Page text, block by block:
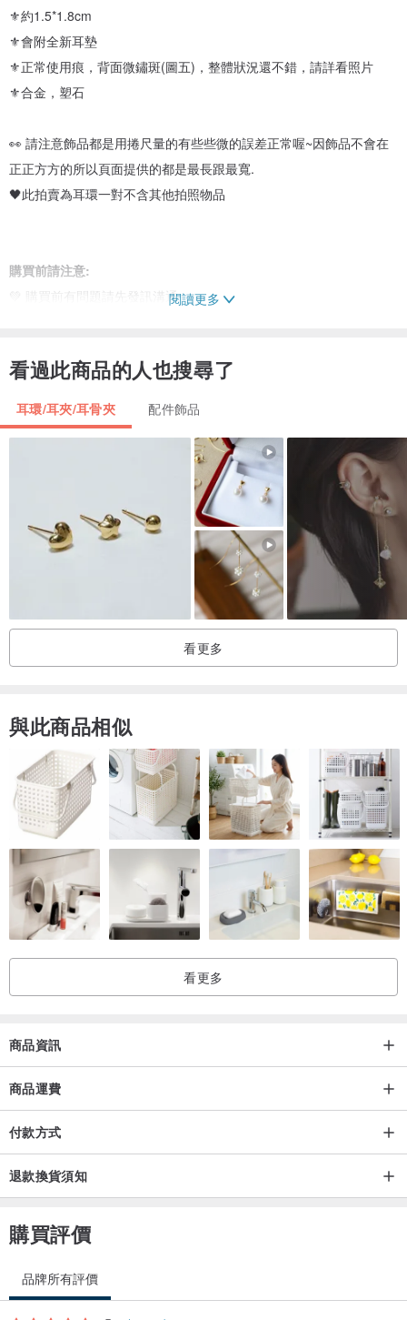
⚜️約1.5*1.8cm
⚜️會附全新耳墊
⚜️正常使用痕，背面微鏽斑(圖五)，整體狀況還不錯，請詳看照片
⚜️合金，塑石
👀 請注意飾品都是用捲尺量的有些些微的誤差正常喔~因飾品不會在
正正方方的所以頁面提供的都是最長跟最寬.
🖤此拍賣為耳環一對不含其他拍照物品
購買前請注意:
💚 購買前有問題請先發訊溝通
💚會盡量把商品用照片清楚呈現於頁面上,也請細心檢查圖片敘述
💚 賣場的飾品不會更改樣式,例如夾式耳環改針式..等
💚 從未接觸過" Vintage Jewelry "復古珠寶的朋友們購買前要請三思
💚 如寄過去的物品損壞到不能配戴,可以提出退費,但以跟想像中不同,
尺寸,色差等的理由來退貨(費)及非因運送過程而破損等相關問題，則
無法退費。
閱讀更多
看過此商品的人也搜尋了
耳環/耳夾/耳骨夾 配件飾品
看更多
與此商品相似
看更多
商品資訊
商品運費
付款方式
退款換貨須知
購買評價
品牌所有評價